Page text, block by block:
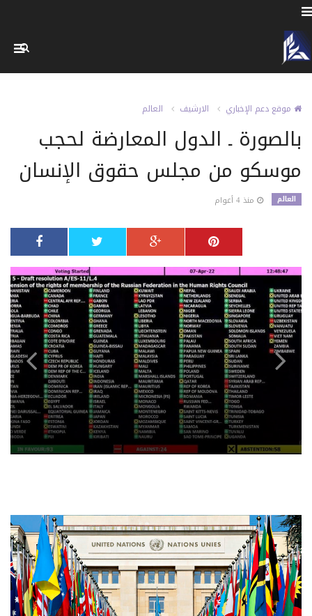
موقع دعم الإخباري الارشيف العالم
بالصورة ـ الدول المعارضة لحجب
موسكو من مجلس حقوق الإنسان
العالم منذ 4 أعوام